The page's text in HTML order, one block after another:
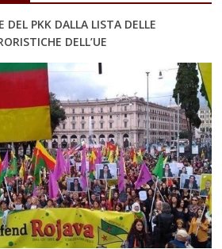
DEL PKK DALLA LISTA DELLE
DELL’UE